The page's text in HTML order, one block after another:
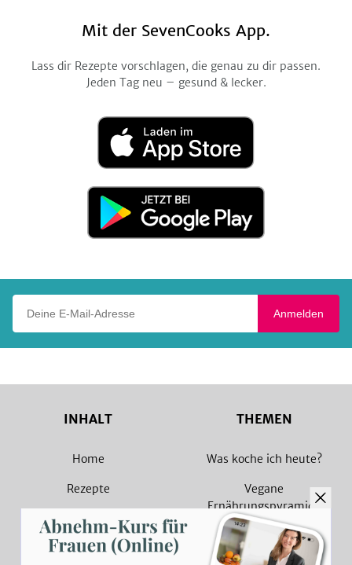
Mit der SevenCooks App.
Lass dir Rezepte vorschlagen, die genau zu dir passen.
Jeden Tag neu – gesund & lecker.
Laden
im
App
Jetzt
Google
Anmelden
INHALT
Home
Rezepte
Magazin
Sammlungen
THEMEN
Was koche ich heute?
Vegane
Ernährungspyramide
Vegane Rezepte